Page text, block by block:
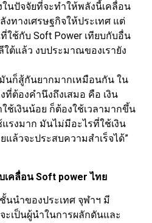
ในปัจจัยที่จะทำให้พลังนี้เคลื่อน
งทางเศรษฐกิจให้ประเทศ แต่
ใช้กับ Soft Power เทียบกับอื่น
ใต้แล้ว งบประมาณของเรายัง
นก็สู้กันยากมากเหมือนกัน ใน
ต้องคำนึงถึงเสมอ คือ เงิน
ช้เงินน้อย ก็ต้องใช้เวลามากขึ้น
รงมาก มันไม่มีอะไรที่ใช้เงิน
แล้วจะประสบความสำเร็จได้”
คลื่อน Soft power ไทย
นำของประเทศ จุฬาฯ มี
เป็นผู้นำในการผลักดันและ